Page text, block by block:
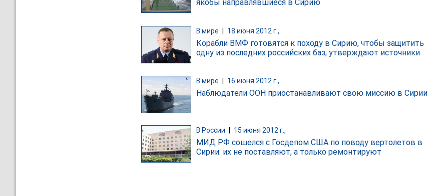
якобы направлявшиеся в Сирию
В мире | 18 июня 2012 г.,
Корабли ВМФ готовятся к походу в Сирию, чтобы защитить
одну из последних российских баз, утверждают источники
В мире 16 июня 2012 г.,
Наблюдатели ООН приостанавливают свою миссию в Сирии
В России 15 июня 2012 г.,
МИД РФ сошелся с Госдепом США по поводу вертолетов в
Сирии: их не поставляют, а только ремонтируют